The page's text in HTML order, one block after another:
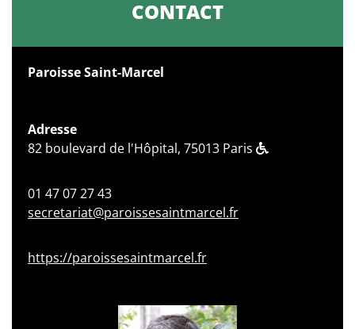
CONTACT
Paroisse Saint-Marcel
Adresse
82 boulevard de l'Hôpital, 75013 Paris
01 47 07 27 43
secretariat@paroissesaintmarcel.fr
https://paroissesaintmarcel.fr